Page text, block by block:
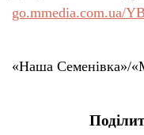
go.mmedia.com.ua/
«Наша Семенівка»/